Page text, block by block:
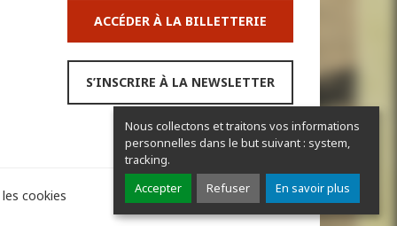
Nous collectons et traitons vos informations
personnelles dans le but suivant : system,
tracking.
Accepter
Refuser En savoir plus
ACCÉDER À LA BILLETTERIE
S’INSCRIRE À LA NEWSLETTER
cookies
Partager
Partager